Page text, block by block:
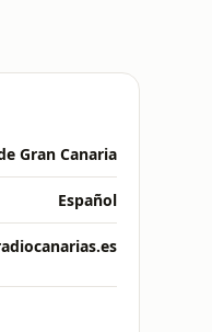
Gran Canaria
Español